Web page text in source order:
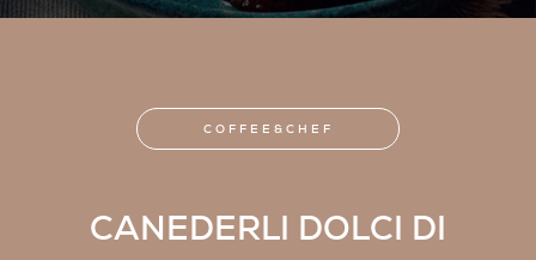
COFFEE&CHEF
CANEDERLI DOLCI DI